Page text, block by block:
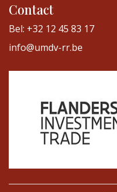
Contact
Bel: +32 12 45 83 17
info@umdv-rr.be